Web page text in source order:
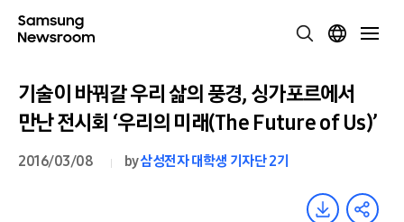
기술이 바꿔갈 우리 삶의 풍경, 싱가포르에서
만난 전시회 ‘우리의 미래(The Future of Us)’
2016/03/08 by삼성전자 대학생 기자단 2기